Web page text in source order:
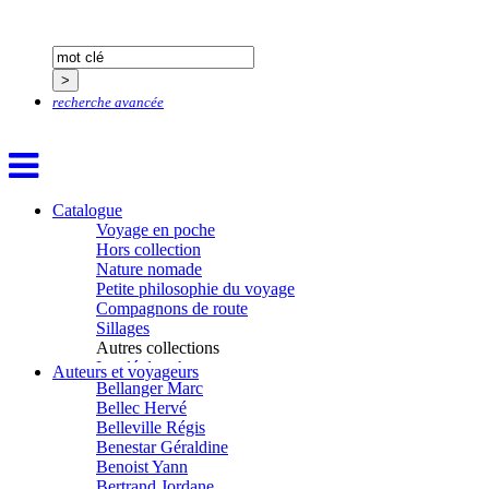
recherche avancée
Catalogue
Voyage en poche
Hors collection
Nature nomade
Petite philosophie du voyage
Compagnons de route
Sillages
Autres collections
La clé des champs
Chemins d’étoiles
Visions
Auteurs et voyageurs
Allix Stéphane
Apprill Christophe
Ardillier-Carras Françoise
Arnould Jacques
Baldit de Barral Siméon
Balen Noël
Balhi Jamel
Bardon Frédérique
Barnagaud Jean-Yves
Bastide Fabien
Baudin Julie
Baujard Jacques
Bazin Sylvain
Bellanger Marc
Bellec Hervé
Belleville Régis
Benestar Géraldine
Benoist Yann